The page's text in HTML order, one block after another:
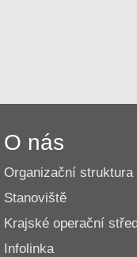
O nás
Organizační struktura
Stanoviště
Krajské operační
Infolinka